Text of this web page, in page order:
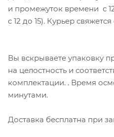
и промежуток времени с
с 12 до 15). Курьер
Вы вскрываете упаковку
на целостность и
комплектации. . Время
минутами.
Доставка бесплатна при